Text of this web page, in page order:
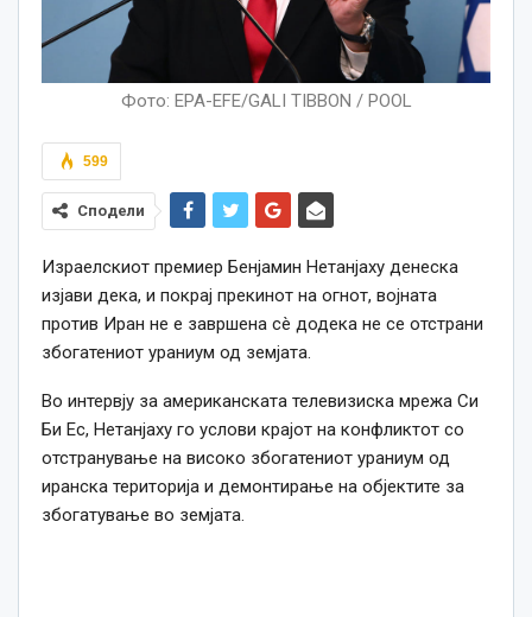
Фото: EPA-EFE/GALI TIBBON / POOL
599
Сподели
Израелскиот премиер Бенјамин Нетанјаху денеска
изјави дека, и покрај прекинот на огнот, војната
против Иран не е завршена сè додека не се отстрани
збогатениот ураниум од земјата.
Во интервју за американската телевизиска мрежа Си
Би Ес, Нетанјаху го услови крајот на конфликтот со
отстранување на високо збогатениот ураниум од
иранска територија и демонтирање на објектите за
збогатување во земјата.